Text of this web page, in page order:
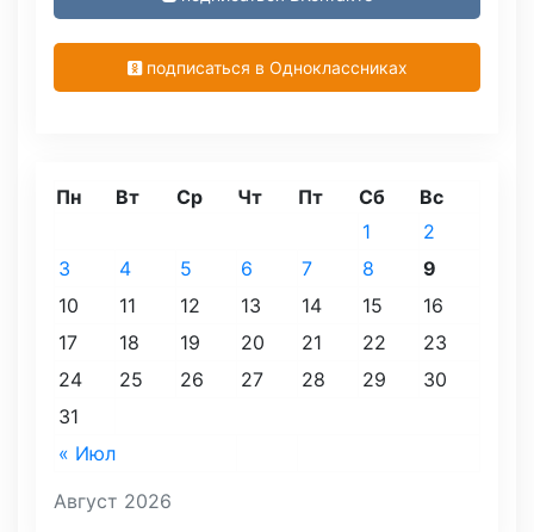
подписаться в Одноклассниках
Август 2026
Пн Вт Ср Чт Пт Сб Вс
« Июл
1
2
3
4 5 6 7 8
9
10
11 12 13 14 15
16
17
18 19 20 21 22
23
24
25 26 27 28 29
30
31